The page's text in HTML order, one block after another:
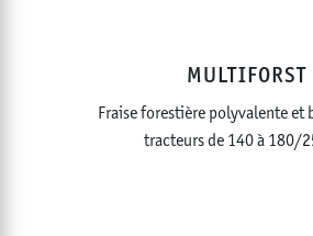
MULTIFORST
Fraise forestière polyvalente et
tracteurs de 140 à 180/